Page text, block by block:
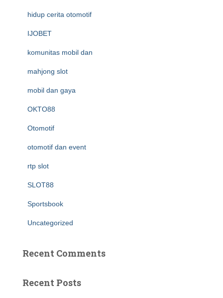
hidup cerita otomotif
IJOBET
komunitas mobil dan
mahjong slot
mobil dan gaya
OKTO88
Otomotif
otomotif dan event
rtp slot
SLOT88
Sportsbook
Uncategorized
Recent Comments
Recent Posts